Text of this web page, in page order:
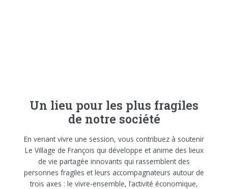
Un lieu pour les plus fragiles
de notre société
En venant vivre une session, vous contribuez à soutenir
Le Village de François qui développe et anime des lieux
de vie partagée innovants qui rassemblent des
personnes fragiles et leurs accompagnateurs autour de
trois axes : le vivre-ensemble, l’activité économique,